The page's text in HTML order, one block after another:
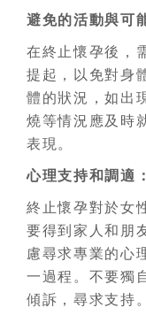
避免的活動與可
在終止懷孕後，
提起，以免對身
體的狀況，如出
燒等情況應及時
表現。
心理支持和調適
終止懷孕對於女
要得到家人和朋
慮尋求專業的心
一過程。不要獨
傾訴，尋求支持。